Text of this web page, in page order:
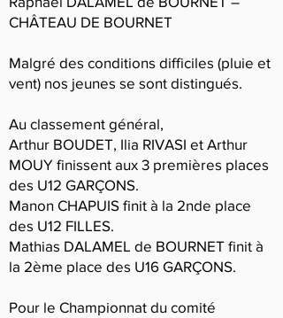
CHÂTEAU DE BOURNET
Malgré des conditions difficiles (pluie et
vent) nos jeunes se sont distingués.
Au classement général,
Arthur BOUDET, Ilia RIVASI et Arthur
MOUY finissent aux 3 premières places
des U12 GARÇONS.
Manon CHAPUIS finit à la 2nde place
des U12 FILLES.
Mathias DALAMEL de BOURNET finit à
la 2ème place des U16 GARÇONS.
Pour le Championnat du comité